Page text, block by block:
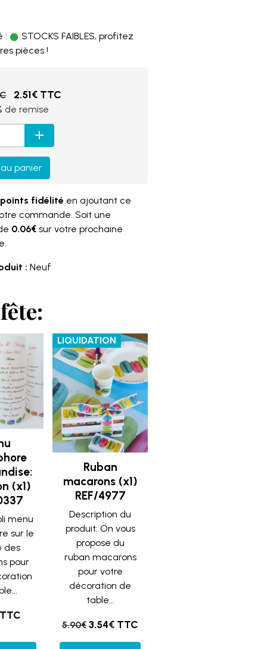
:
STOCKS FAIBLES, profitez
pièces !
2.51€ TTC
de remise
panier
fidélité en ajoutant ce
commande. Soit une
0.06€sur votre prochaine
: Neuf
(x1)
menu
sur le
des
pour
LIQUIDATION
Ruban
macarons (x1)
REF/4977
Description du
produit: On vous
propose du
ruban macarons
pour votre
décoration de
table...
5.90€ 3.54€ TTC